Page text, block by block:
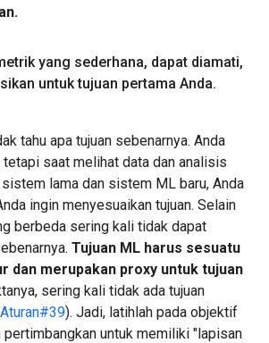
yang sederhana, dapat diamati,
untuk tujuan pertama Anda.
tahu apa tujuan sebenarnya. Anda
tetapi saat melihat data dan analisis
lama dan sistem ML baru, Anda
ingin menyesuaikan tujuan. Selain
berbeda sering kali tidak dapat
Tujuan ML harus sesuatu
dan merupakan proxy untuk tujuan
sering kali tidak ada tujuan
Aturan#39). Jadi, latihlah pada objektif
pertimbangkan untuk memiliki "lapisan